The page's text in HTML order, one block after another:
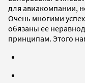
для авиакомпании,
Очень многими
обязаны ее
принципам. Этого